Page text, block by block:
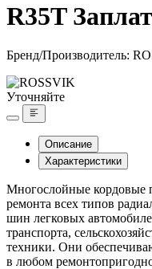
R35T
Бренд/Производитель:
Уточняйте
Описание
Характеристики
Многослойные кордовые
ремонта всех типов
шин легковых
транспорта,
техники. Они
в любом